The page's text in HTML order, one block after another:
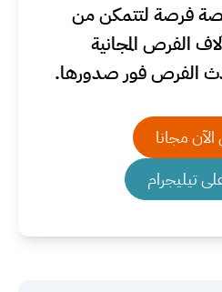
فرصة لتتمكن من
الفرص المجانية
الفرص فور صدورها.
مجانا
تيليجرام